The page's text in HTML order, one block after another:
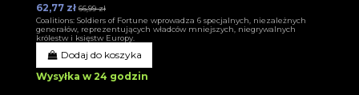
62,77 zł 66,99 zł
Coalitions: Soldiers of Fortune wprowadza 6 specjalnych, niezależnych
generałów, reprezentujących władców mniejszych, niegrywalnych
królestw i księstw Europy.
Dodaj do koszyka
Wysyłka w 24 godzin